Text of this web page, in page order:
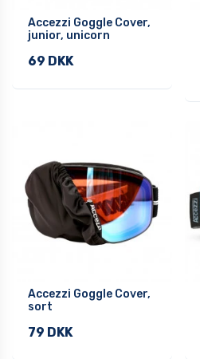
Accezzi Goggle Cover,
junior, unicorn
69 DKK
Accezzi Goggle Cover,
sort
79 DKK